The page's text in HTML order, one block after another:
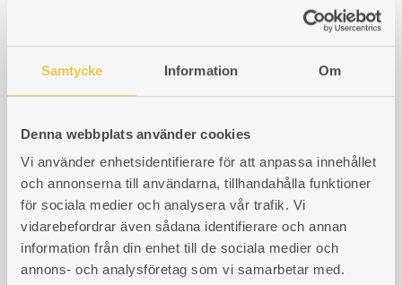
Samtycke Information Om
Denna webbplats använder cookies
Vi använder enhetsidentifierare för att anpassa innehållet
och annonserna till användarna, tillhandahålla funktioner
för sociala medier och analysera vår trafik. Vi
vidarebefordrar även sådana identifierare och annan
information från din enhet till de sociala medier och
annons- och analysföretag som vi samarbetar med.
spis
Art. nr: 420027307
464kr
Utvändigt mått 178x79mm.
Invändigt mått 169x68mm.
Art. nr: 420927306
614kr
Rökstos Ankarsrum 928
V+H
Utvändigt mått 177x75mm
/ Invändigt mått 175x71mm
Art. nr: 420928306
Rökstos Ankarsrum 929
V+H
För vänster- och högereldad
spis
Art. nr: 420929306